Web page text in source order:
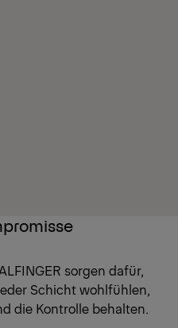
sorgen dafür,
Schicht wohlfühlen,
die Kontrolle behalten.